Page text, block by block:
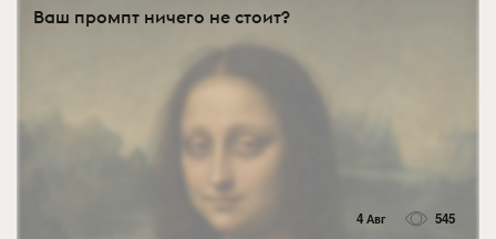
Ваш промпт ничего не стоит?
4 Авг 545